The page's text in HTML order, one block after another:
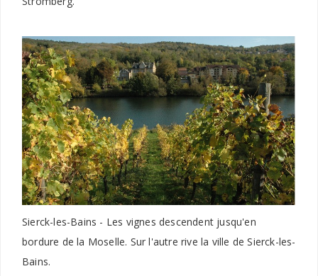
Sierck-les-Bains - Les vignes descendent jusqu'en
bordure de la Moselle. Sur l'autre rive la ville de Sierck-les-
Bains.